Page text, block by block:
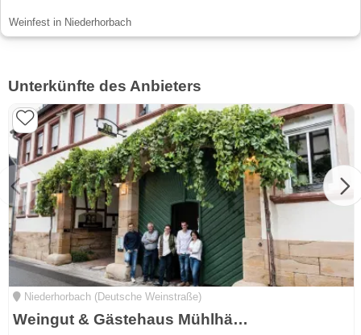
Weinfest in Niederhorbach
Unterkünfte des Anbieters
Niederhorbach (Deutsche Weinstraße)
Weingut & Gästehaus Mühlhäuser an der südlichen Weinstraße